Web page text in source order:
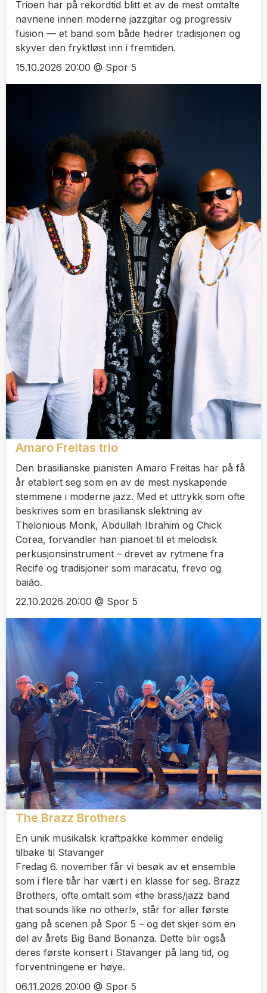
Trioen har på rekordtid blitt et av de mest omtalte
navnene innen moderne jazzgitar og progressiv
fusion — et band som både hedrer tradisjonen og
skyver den fryktløst inn i fremtiden.
15.10.2026 20:00 @ Spor 5
Amaro Freitas trio
Den brasilianske pianisten Amaro Freitas har på få
år etablert seg som en av de mest nyskapende
stemmene i moderne jazz. Med et uttrykk som ofte
beskrives som en brasiliansk slektning av
Thelonious Monk, Abdullah Ibrahim og Chick
Corea, forvandler han pianoet til et melodisk
perkusjonsinstrument – drevet av rytmene fra
Recife og tradisjoner som maracatu, frevo og
baião.
22.10.2026 20:00 @ Spor 5
The Brazz Brothers
En unik musikalsk kraftpakke kommer endelig
tilbake til Stavanger
Fredag 6. november får vi besøk av et ensemble
som i flere tiår har vært i en klasse for seg. Brazz
Brothers, ofte omtalt som «the brass/jazz band
that sounds like no other!», står for aller første
gang på scenen på Spor 5 – og det skjer som en
del av årets Big Band Bonanza. Dette blir også
deres første konsert i Stavanger på lang tid, og
forventningene er høye.
06.11.2026 20:00 @ Spor 5